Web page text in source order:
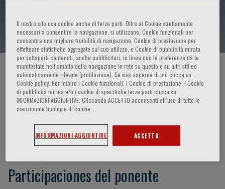
Alessandra Ferrajoli
HOME PAGE / CURSOS Y EVENTOS / ORADOR
Alessandra Ferrajoli
Participaciones del ponente
Il nostro sito usa cookie anche di terze parti. Oltre ai Cookie strettamente
necessari a consentire la navigazione, si utilizzano, Cookie funzionali per
consentire una migliore fruibilità di navigazione, Cookie di prestazione per
effettuare statistiche aggregate sul suo utilizzo, e Cookie di pubblicità mirata
per sottoporti contenuti, anche pubblicitari, in linea con le preferenze da te
manifestate nell‘ambito della navigazione in rete su questo e su altri siti ed
automaticamente rilevate (profilazione). Se vuoi saperne di più clicca su
Cookie policy. Per inibire i Cookie funzionali, i Cookie di prestazione, i Cookie
di pubblicità mirata e/o i cookie di specifiche terze parti clicca su
INFORMAZIONI AGGIUNTIVE. Cliccando ACCETTO acconsenti all’uso di tutte le
menzionate tipologie di cookie.
INFORMAZIONI AGGIUNTIVE ACCETTO